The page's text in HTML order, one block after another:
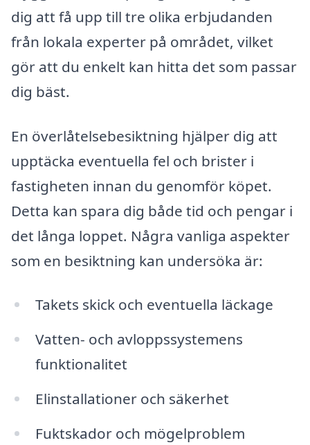
dig att få upp till tre olika erbjudanden
från lokala experter på området, vilket
gör att du enkelt kan hitta det som passar
dig bäst.
En överlåtelsebesiktning hjälper dig att
upptäcka eventuella fel och brister i
fastigheten innan du genomför köpet.
Detta kan spara dig både tid och pengar i
det långa loppet. Några vanliga aspekter
som en besiktning kan undersöka är:
Takets skick och eventuella läckage
Vatten- och avloppssystemens
funktionalitet
Elinstallationer och säkerhet
Fuktskador och mögelproblem